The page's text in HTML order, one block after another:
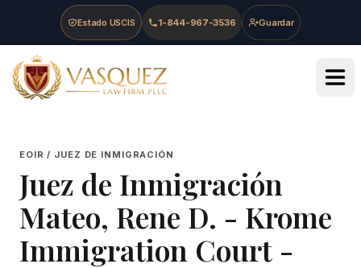
Skip to main content
Skip to navigation
Skip to footer
Estado USCIS 1-844-967-3536 Guardar
Vasquez Law Firm - Home
EOIR / JUEZ DE INMIGRACIÓN
Juez de Inmigración
Mateo, Rene D. - Krome
Immigration Court -